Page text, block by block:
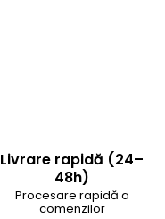
Livrare rapidă (24–
48h)
Procesare rapidă a
comenzilor